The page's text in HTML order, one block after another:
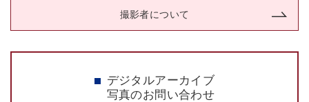
撮影者について
デジタルアーカイブ
写真のお問い合わせ